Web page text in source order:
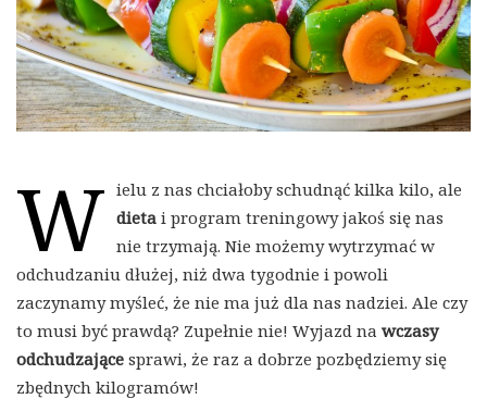
W ielu z nas chciałoby schudnąć kilka kilo, ale
dieta i program treningowy jakoś się nas
nie trzymają. Nie możemy wytrzymać w
odchudzaniu dłużej, niż dwa tygodnie i powoli
zaczynamy myśleć, że nie ma już dla nas nadziei. Ale czy
to musi być prawdą? Zupełnie nie! Wyjazd na wczasy
odchudzające sprawi, że raz a dobrze pozbędziemy się
zbędnych kilogramów!